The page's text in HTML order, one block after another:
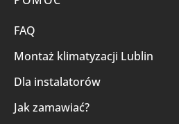
FAQ
Montaż klimatyzacji Lublin
Dla instalatorów
Jak zamawiać?